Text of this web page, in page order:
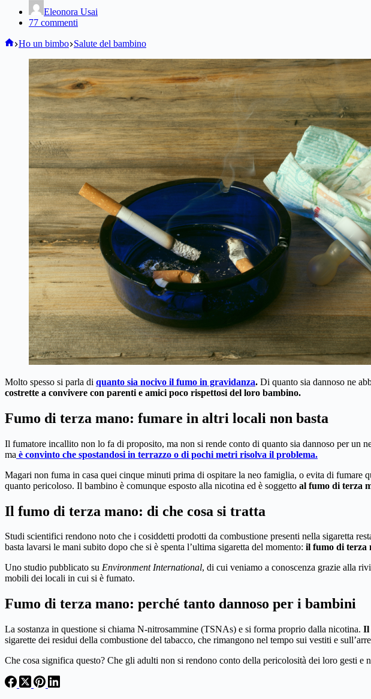
Eleonora Usai
77 commenti
Home
Ho un bimbo Salute del bambino
Molto spesso si parla di quanto sia nocivo il fumo in gravidanza. Di quanto sia dannoso ne
costrette a convivere con parenti e amici poco rispettosi del loro bambino.
Fumo di terza mano: fumare in altri locali non basta
Il fumatore incallito non lo fa di proposito, ma non si rende conto di quanto sia dannoso per un
ma è convinto che spostandosi in terrazzo o di pochi metri risolva il problema.
Magari non fuma in casa quei cinque minuti prima di ospitare la neo famiglia, o evita di fumare
quanto pericoloso. Il bambino è comunque esposto alla nicotina ed è soggetto al fumo di terza
Il fumo di terza mano: di che cosa si tratta
Studi scientifici rendono noto che i cosiddetti prodotti da combustione presenti nella sigaretta
basta lavarsi le mani subito dopo che si è spenta l’ultima sigaretta del momento: il fumo di terza
Uno studio pubblicato su Environment International, di cui veniamo a conoscenza grazie alla
mobili dei locali in cui si è fumato.
Fumo di terza mano: perché tanto dannoso per i bambini
La sostanza in questione si chiama N-nitrosammine (TSNAs) e si forma proprio dalla nicotina. Il
sigarette dei residui della combustione del tabacco, che rimangono nel tempo sui vestiti e
Che cosa significa questo? Che gli adulti non si rendono conto della pericolosità dei loro gesti e